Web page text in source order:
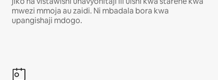
mwezi mmoja au zaidi. Ni mbadala bora kwa
upangishaji mdogo.